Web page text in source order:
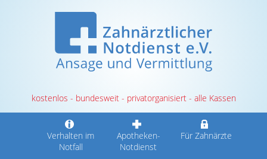
kostenlos - bundesweit - privatorganisiert - alle Kassen
Verhalten im
Notfall
Apotheken-
Notdienst
Für Zahnärzte